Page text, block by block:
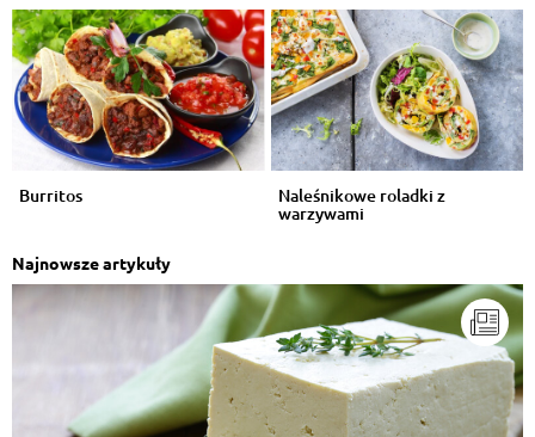
Burritos Naleśnikowe roladki z
warzywami
Najnowsze artykuły